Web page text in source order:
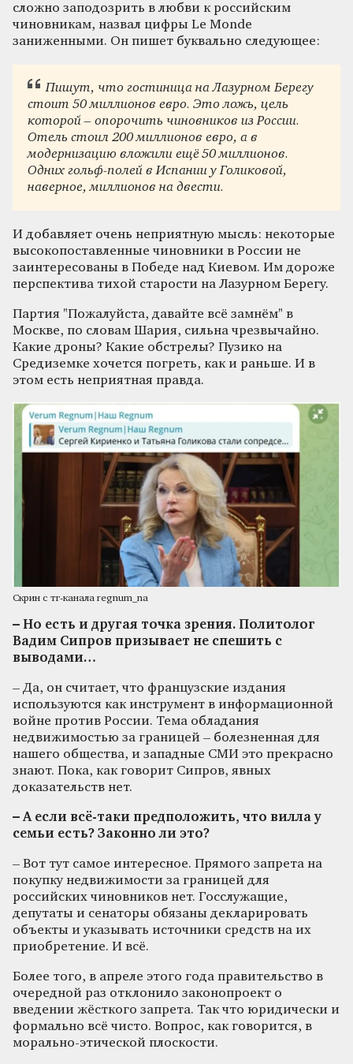
сложно заподозрить в любви к российским
чиновникам, назвал цифры Le Monde
заниженными. Он пишет буквально следующее:
Пишут, что гостиница на Лазурном Берегу
стоит 50 миллионов евро. Это ложь, цель
которой – опорочить чиновников из России.
Отель стоил 200 миллионов евро, а в
модернизацию вложили ещё 50 миллионов.
Одних гольф-полей в Испании у Голиковой,
наверное, миллионов на двести.
И добавляет очень неприятную мысль: некоторые
высокопоставленные чиновники в России не
заинтересованы в Победе над Киевом. Им дороже
перспектива тихой старости на Лазурном Берегу.
Партия "Пожалуйста, давайте всё замнём" в
Москве, по словам Шария, сильна чрезвычайно.
Какие дроны? Какие обстрелы? Пузико на
Средиземке хочется погреть, как и раньше. И в
этом есть неприятная правда.
Скрин с тг-канала regnum_na
– Но есть и другая точка зрения. Политолог
Вадим Сипров призывает не спешить с
выводами…
– Да, он считает, что французские издания
используются как инструмент в информационной
войне против России. Тема обладания
недвижимостью за границей – болезненная для
нашего общества, и западные СМИ это прекрасно
знают. Пока, как говорит Сипров, явных
доказательств нет.
– А если всё-таки предположить, что вилла у
семьи есть? Законно ли это?
– Вот тут самое интересное. Прямого запрета на
покупку недвижимости за границей для
российских чиновников нет. Госслужащие,
депутаты и сенаторы обязаны декларировать
объекты и указывать источники средств на их
приобретение. И всё.
Более того, в апреле этого года правительство в
очередной раз отклонило законопроект о
введении жёсткого запрета. Так что юридически и
формально всё чисто. Вопрос, как говорится, в
морально-этической плоскости.